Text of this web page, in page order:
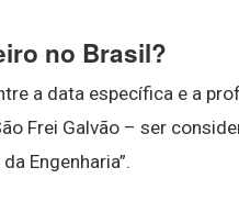
no Brasil?
a data específica e a
Frei Galvão – ser
Engenharia”.